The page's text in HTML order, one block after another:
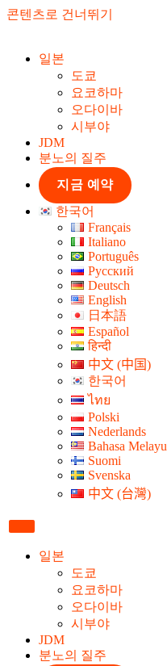
콘텐츠로 건너뛰기
일본
도쿄
요코하마
오다이바
시부야
JDM
분노의 질주
지금 예약
한국어
Français
Italiano
Português
Русский
Deutsch
English
日本語
Español
हिन्दी
中文 (中国)
한국어
ไทย
Polski
Nederlands
Bahasa Melayu
Suomi
Svenska
中文 (台灣)
일본
도쿄
요코하마
오다이바
시부야
JDM
분노의 질주